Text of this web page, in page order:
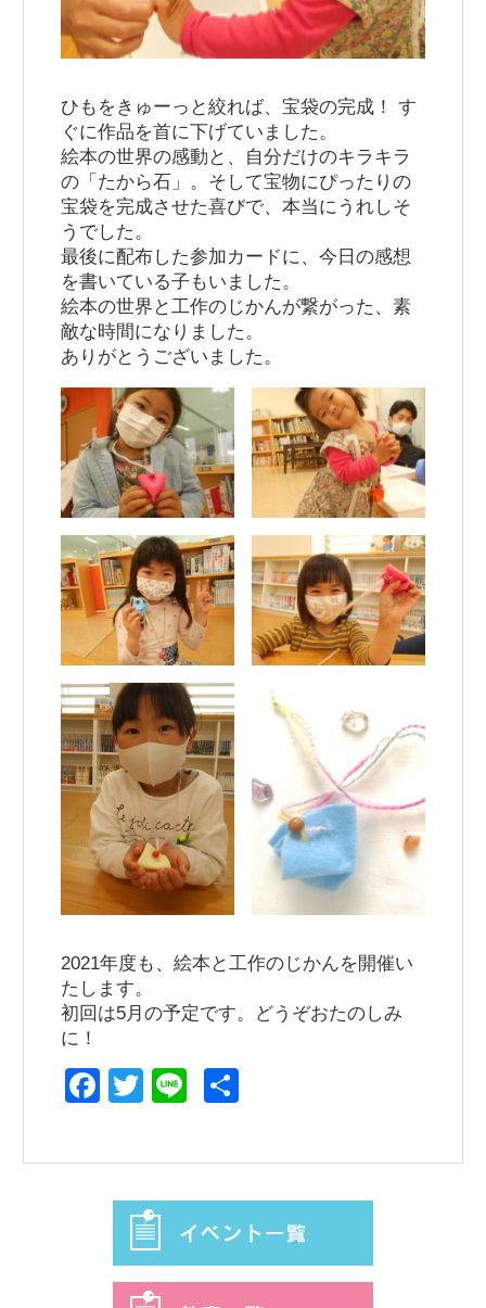
ひもをきゅーっと絞れば、宝袋の完成！ す
ぐに作品を首に下げていました。
絵本の世界の感動と、自分だけのキラキラ
の「たから石」。そして宝物にぴったりの
宝袋を完成させた喜びで、本当にうれしそ
うでした。
最後に配布した参加カードに、今日の感想
を書いている子もいました。
絵本の世界と工作のじかんが繋がった、素
敵な時間になりました。
ありがとうございました。
2021年度も、絵本と工作のじかんを開催い
たします。
初回は5月の予定です。どうぞおたのしみ
に！
Facebook
Twitter
Line